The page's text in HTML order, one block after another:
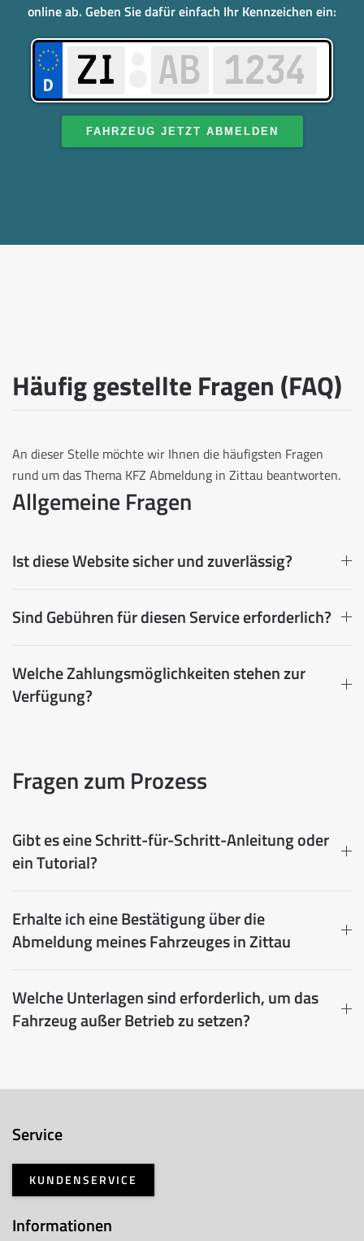
online ab. Geben Sie dafür einfach Ihr Kennzeichen ein:
FAHRZEUG JETZT ABMELDEN
Häufig gestellte Fragen (FAQ)
An dieser Stelle möchte wir Ihnen die häufigsten Fragen
rund um das Thema KFZ Abmeldung in Zittau beantworten.
Allgemeine Fragen
Ist diese Website sicher und zuverlässig?
Sind Gebühren für diesen Service erforderlich?
Welche Zahlungsmöglichkeiten stehen zur
Verfügung?
Fragen zum Prozess
Gibt es eine Schritt-für-Schritt-Anleitung oder
ein Tutorial?
Erhalte ich eine Bestätigung über die
Abmeldung meines Fahrzeuges in Zittau
Welche Unterlagen sind erforderlich, um das
Fahrzeug außer Betrieb zu setzen?
Service
KUNDENSERVICE
Informationen